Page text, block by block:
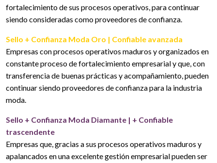
fortalecimiento de sus procesos operativos, para continuar
siendo consideradas como proveedores de confianza.
Sello + Confianza Moda Oro | Confiable avanzada
Empresas con procesos operativos maduros y organizados en
constante proceso de fortalecimiento empresarial y que, con
transferencia de buenas prácticas y acompañamiento, pueden
continuar siendo proveedores de confianza para la industria
moda.
Sello + Confianza Moda Diamante | + Confiable
trascendente
Empresas que, gracias a sus procesos operativos maduros y
apalancados en una excelente gestión empresarial pueden ser